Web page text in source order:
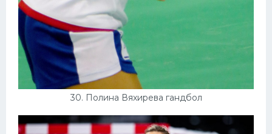
30. Полина Вяхирева гандбол